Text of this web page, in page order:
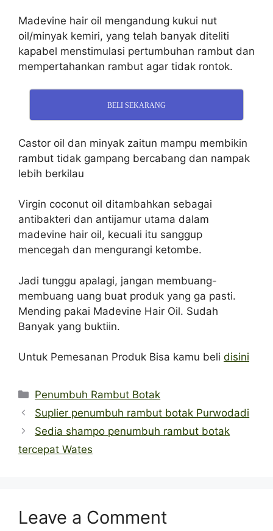
Madevine hair oil mengandung kukui nut
oil/minyak kemiri, yang telah banyak diteliti
kapabel menstimulasi pertumbuhan rambut dan
mempertahankan rambut agar tidak rontok.
BELI SEKARANG
Castor oil dan minyak zaitun mampu membikin
rambut tidak gampang bercabang dan nampak
lebih berkilau
Virgin coconut oil ditambahkan sebagai
antibakteri dan antijamur utama dalam
madevine hair oil, kecuali itu sanggup
mencegah dan mengurangi ketombe.
Jadi tunggu apalagi, jangan membuang-
membuang uang buat produk yang ga pasti.
Mending pakai Madevine Hair Oil. Sudah
Banyak yang buktiin.
Untuk Pemesanan Produk Bisa kamu beli disini
Categories
Penumbuh Rambut Botak
Suplier penumbuh rambut botak Purwodadi
Sedia shampo penumbuh rambut botak
tercepat Wates
Leave a Comment